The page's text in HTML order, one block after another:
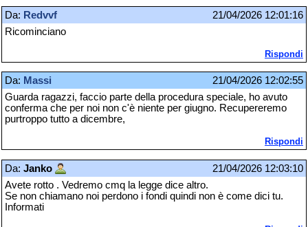
Da: Redvvf
21/04/2026 12:01:16
Ricominciano
Rispondi
Da: Massi
21/04/2026 12:02:55
Guarda ragazzi, faccio parte della procedura speciale, ho avuto
conferma che per noi non c'è niente per giugno. Recupereremo
purtroppo tutto a dicembre,
Rispondi
Da: Janko
21/04/2026 12:03:10
Avete rotto . Vedremo cmq la legge dice altro.
Se non chiamano noi perdono i fondi quindi non è come dici tu.
Informati